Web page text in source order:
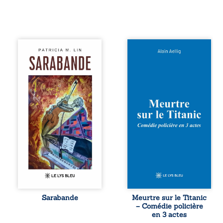
Aux chants
crépitants de l’été,
Sous le silence
ouaté de la neige
en hiver, Au cours
de nuits pâles,
Dans la clarté
bienveillante de la
lune, Rêves,
pensées, révoltes
et espoirs… Des
mots s’assemblent,
colorés, rebelles
aux règles de la
poésie, mais
chantant en
forment une
sarabande,
Sarabande
Et si le naufrage
en 1912, un
meurtre est
commis. Le drame
disparaît avec le
tard, la
l’épave fait
resurgir un secret
que l’on croyait
perdu. Dans un
Meurtre sur le Titanic
– Comédie policière
en 3 actes